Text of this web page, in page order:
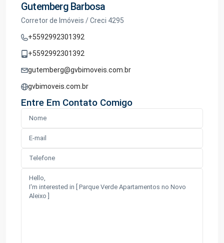
Gutemberg Barbosa
Corretor de Imóveis / Creci 4295
+5592992301392
+5592992301392
gutemberg@gvbimoveis.com.br
gvbimoveis.com.br
Entre Em Contato Comigo